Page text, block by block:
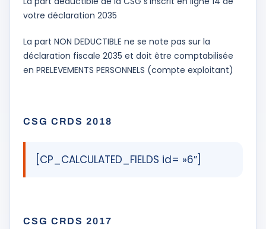
votre déclaration 2035
La part NON DEDUCTIBLE ne se note pas sur la
déclaration fiscale 2035 et doit être comptabilisée
en PRELEVEMENTS PERSONNELS (compte exploitant)
CSG CRDS 2018
[CP_CALCULATED_FIELDS id= »6″]
CSG CRDS 2017